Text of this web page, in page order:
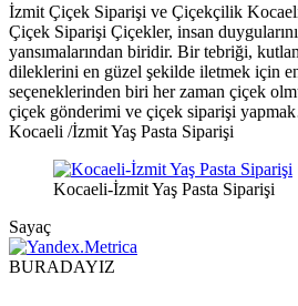
İzmit Çiçek Siparişi ve Çiçekçilik
Çiçek Siparişi Çiçekler, insan
yansımalarından biridir. Bir tebriği,
dileklerini en güzel şekilde iletmek için
seçeneklerinden biri her zaman çiçek
çiçek gönderimi ve çiçek siparişi
Kocaeli /İzmit Yaş Pasta Siparişi
Kocaeli-İzmit Yaş Pasta Siparişi
Sayaç
BURADAYIZ